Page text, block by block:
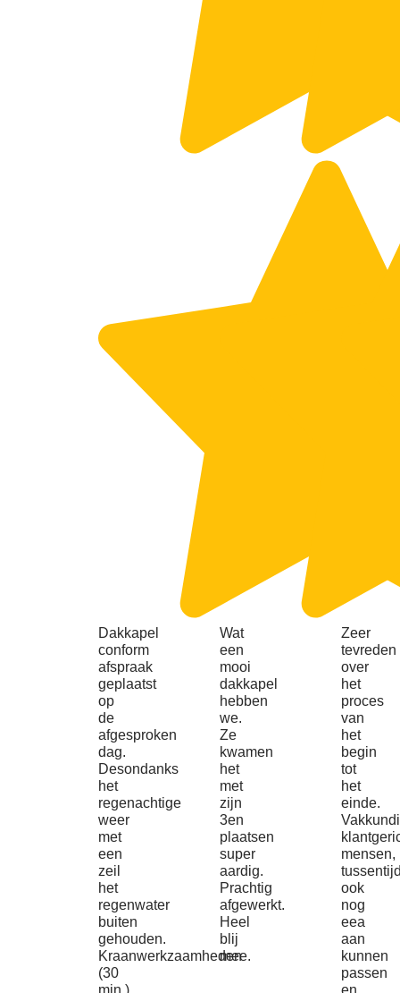
Dakkapel
conform
afspraak
geplaatst
op
de
afgesproken
dag.
Desondanks
het
regenachtige
weer
met
een
zeil
het
regenwater
buiten
gehouden.
Kraanwerkzaamheden
(30
min.)
Wat
een
mooi
dakkapel
hebben
we.
Ze
kwamen
het
met
zijn
3en
plaatsen
super
aardig.
Prachtig
afgewerkt.
Heel
blij
mee.
Zeer
tevreden
over
het
proces
van
het
begin
tot
het
einde.
mensen,
ook
nog
eea
aan
kunnen
passen
en